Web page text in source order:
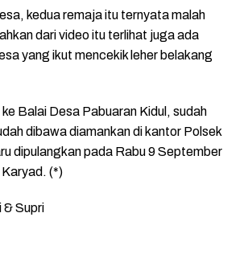
kedua remaja itu ternyata malah
dari video itu terlihat juga ada
yang ikut mencekik leher belakang
Balai Desa Pabuaran Kidul, sudah
dibawa diamankan di kantor Polsek
dipulangkan pada Rabu 9 September
(*)
& Supri